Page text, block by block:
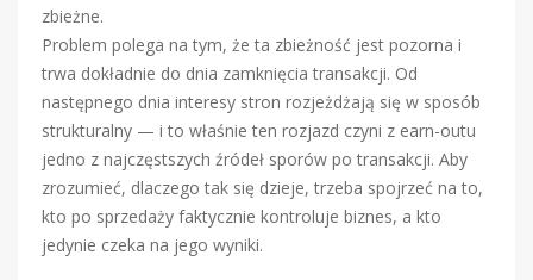
zbieżne.
Problem polega na tym, że ta zbieżność jest pozorna i
trwa dokładnie do dnia zamknięcia transakcji. Od
następnego dnia interesy stron rozjeżdżają się w sposób
strukturalny — i to właśnie ten rozjazd czyni z earn-outu
jedno z najczęstszych źródeł sporów po transakcji. Aby
zrozumieć, dlaczego tak się dzieje, trzeba spojrzeć na to,
kto po sprzedaży faktycznie kontroluje biznes, a kto
jedynie czeka na jego wyniki.